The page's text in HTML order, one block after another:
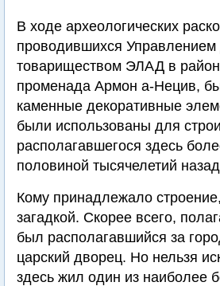
В ходе археологических
проводившихся Управлением
товариществом ЭЛАД в
променада Армон а-Нецив,
каменные декоративные
были использованы для
располагавшегося здесь
половиной тысячелетий
Кому принадлежало
загадкой. Скорее всего,
был располагавшийся за
царский дворец. Но нельзя
здесь жил один из наиболее